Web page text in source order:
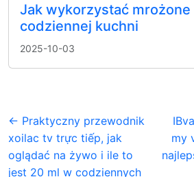
Jak wykorzystać
codziennej kuchni
2025-10-03
← Praktyczny przewodnik
xoilac tv trực tiếp, jak
oglądać na żywo i ile to
jest 20 ml w codziennych
my